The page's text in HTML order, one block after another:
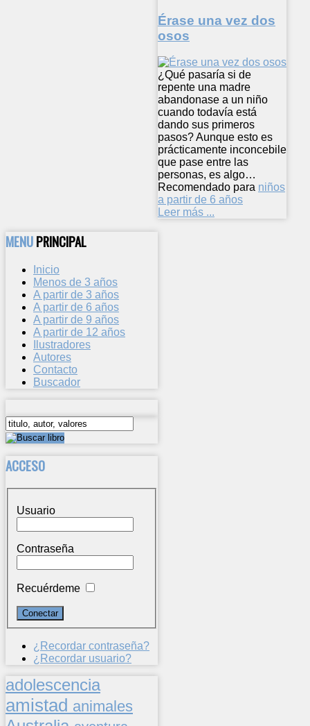
Érase una vez dos
osos
¿Qué pasaría si de
repente una madre
abandonase a un niño
cuando todavía está
dando sus primeros
pasos? Aunque esto es
prácticamente inconcebile
que pase entre las
personas, es algo…
Recomendado para niños
a partir de 6 años
Leer más ...
MENUPRINCIPAL
Inicio
Menos de 3 años
A partir de 3 años
A partir de 6 años
A partir de 9 años
A partir de 12 años
Ilustradores
Autores
Contacto
Buscador
ACCESO
Usuario
Contraseña
Recuérdeme
¿Recordar contraseña?
¿Recordar usuario?
adolescencia
amistad animales